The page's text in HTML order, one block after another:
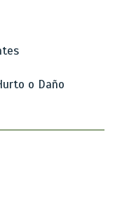
o Daño